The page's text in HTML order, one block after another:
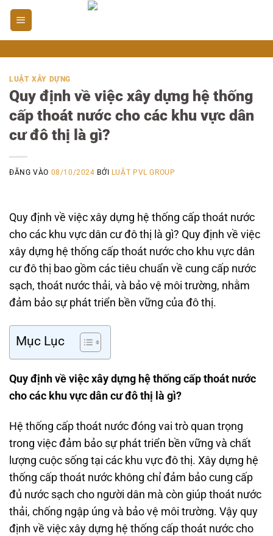
Bỏ
qua
nội
dung
LUẬT XÂY DỰNG
Quy định về việc xây dựng hệ thống
cấp thoát nước cho các khu vực dân
cư đô thị là gì?
ĐĂNG VÀO 08/10/2024 BỞI LUẬT PVL GROUP
Quy định về việc xây dựng hệ thống cấp thoát nước
cho các khu vực dân cư đô thị là gì? Quy định về việc
xây dựng hệ thống cấp thoát nước cho khu vực dân
cư đô thị bao gồm các tiêu chuẩn về cung cấp nước
sạch, thoát nước thải, và bảo vệ môi trường, nhằm
đảm bảo sự phát triển bền vững của đô thị.
Mục Lục
Quy định về việc xây dựng hệ thống cấp thoát nước
cho các khu vực dân cư đô thị là gì?
Hệ thống cấp thoát nước đóng vai trò quan trọng
trong việc đảm bảo sự phát triển bền vững và chất
lượng cuộc sống tại các khu vực đô thị. Xây dựng hệ
thống cấp thoát nước không chỉ đảm bảo cung cấp
đủ nước sạch cho người dân mà còn giúp thoát nước
thải, chống ngập úng và bảo vệ môi trường. Vậy quy
định về việc xây dựng hệ thống cấp thoát nước cho